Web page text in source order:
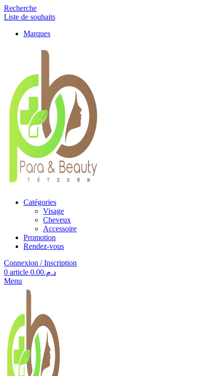
Recherche
Liste de souhaits
Marques
Catégories
Visage
Cheveux
Accessoire
Promotion
Rendez-vous
Connexion / Inscription
0 article د.م.0.00
Menu